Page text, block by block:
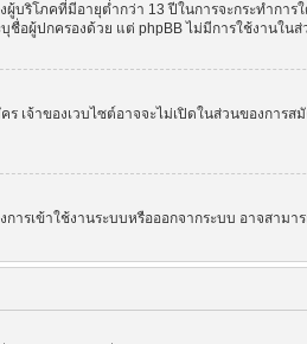
บริโภคที่มีอายุต่ำกว่า 13 ปีในการจะกระทำก
ชื่อผู้ปกครองด้วย แต่ phpBB ไม่มีการใช้งานใน
เจ้าของเวบไซต์อาจจะไม่เปิดในส่วนของการ
รเข้าใช้งานระบบหรือออกจากระบบ อาจสามา